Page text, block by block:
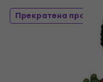
Прекратена